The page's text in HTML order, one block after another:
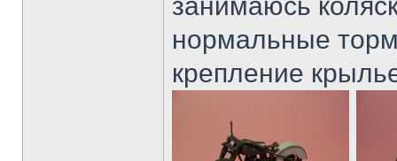
нормальные
крепление